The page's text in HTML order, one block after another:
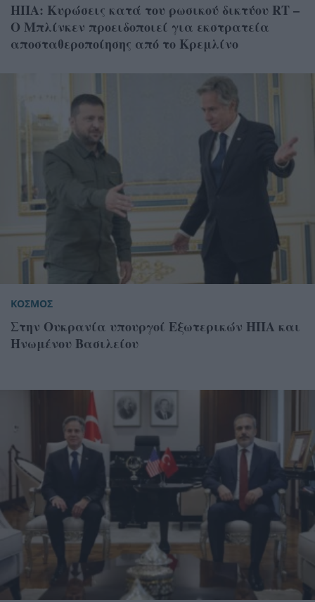
ΗΠA: Κυρώσεις κατά του ρωσικού δικτύου RΤ –
Ο Μπλίνκεν προειδοποιεί για εκστρατεία
αποσταθεροποίησης από το Κρεμλίνο
ΚΟΣΜΟΣ
Στην Ουκρανία υπουργοί Εξωτερικών ΗΠΑ και
Ηνωμένου Βασιλείου